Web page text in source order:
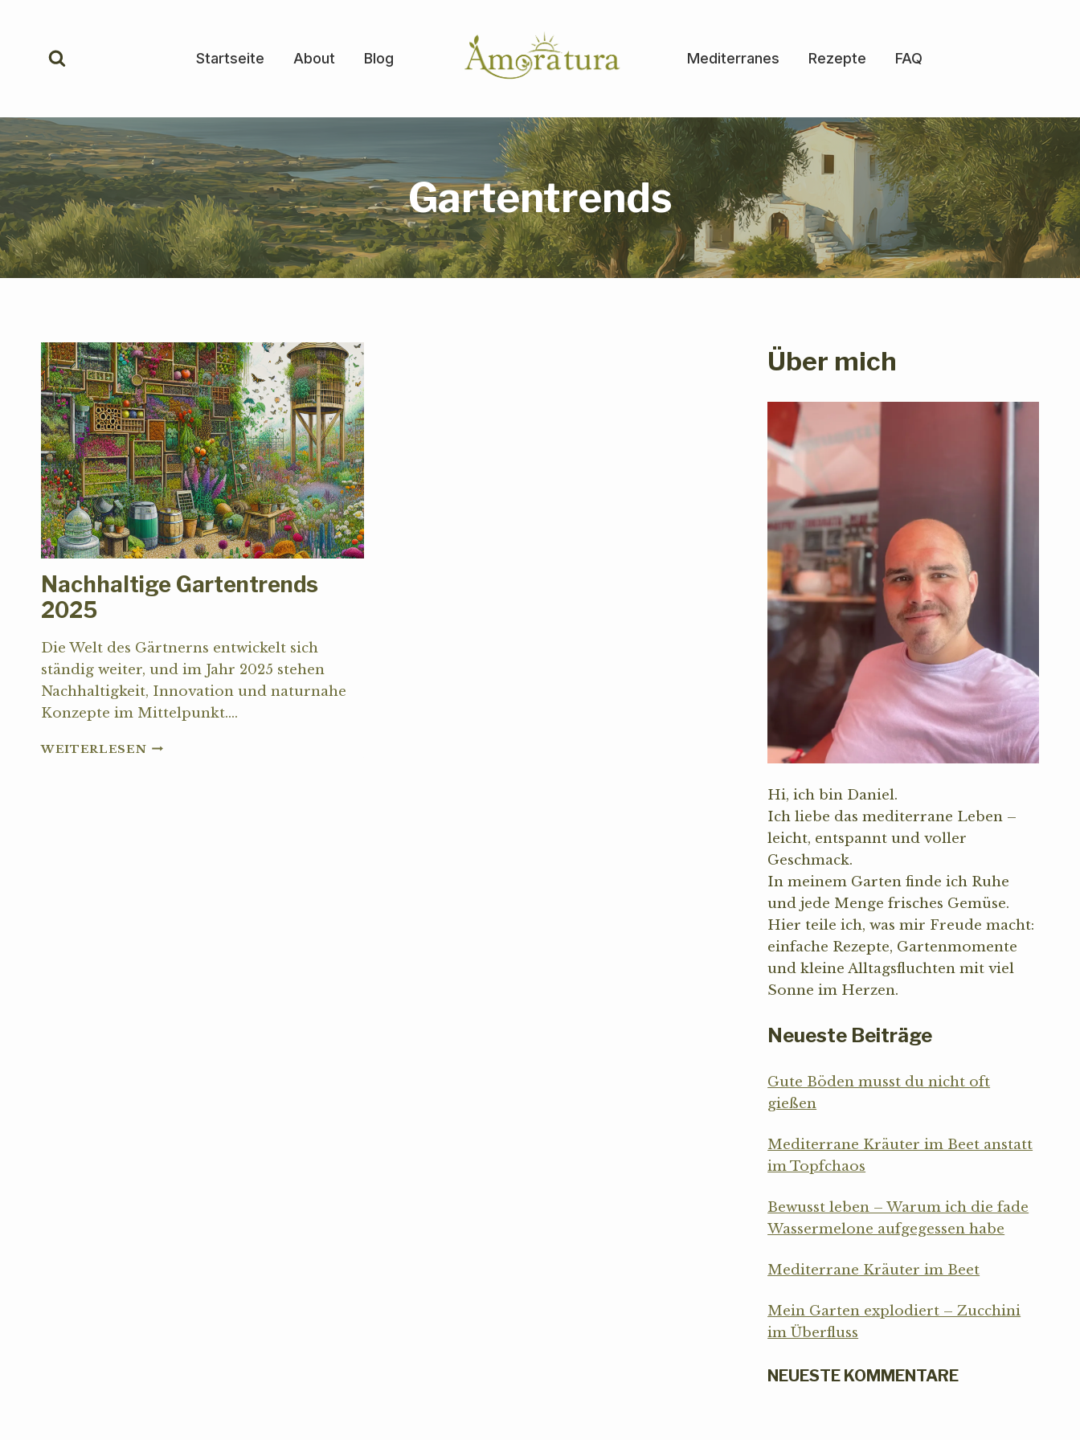
springen
Startseite About Blog Mediterranes Rezepte FAQ
Gartentrends
Nachhaltige Gartentrends
2025
Die Welt des Gärtnerns entwickelt sich
ständig weiter, und im Jahr 2025 stehen
Nachhaltigkeit, Innovation und naturnahe
Konzepte im Mittelpunkt….
WEITERLESENNACHHALTIGE
Über mich
Hi, ich bin Daniel.
Ich liebe das mediterrane Leben –
leicht, entspannt und voller
Geschmack.
In meinem Garten finde ich Ruhe
und jede Menge frisches Gemüse.
Hier teile ich, was mir Freude macht:
einfache Rezepte, Gartenmomente
und kleine Alltagsfluchten mit viel
Sonne im Herzen.
Neueste Beiträge
Gute Böden musst du nicht oft
gießen
Mediterrane Kräuter im Beet anstatt
im Topfchaos
Bewusst leben – Warum ich die fade
Wassermelone aufgegessen habe
Mediterrane Kräuter im Beet
Mein Garten explodiert – Zucchini
im Überfluss
NEUESTE KOMMENTARE